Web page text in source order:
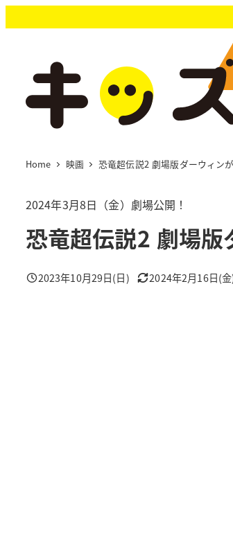
イ
Home 映画 恐竜超伝説2 劇場版ダーウィン
2024年3月8日（金）劇場公開！
恐竜超伝説2 劇場版
投稿日
2023年10月29日(日) 更新日
2024年2月16日(